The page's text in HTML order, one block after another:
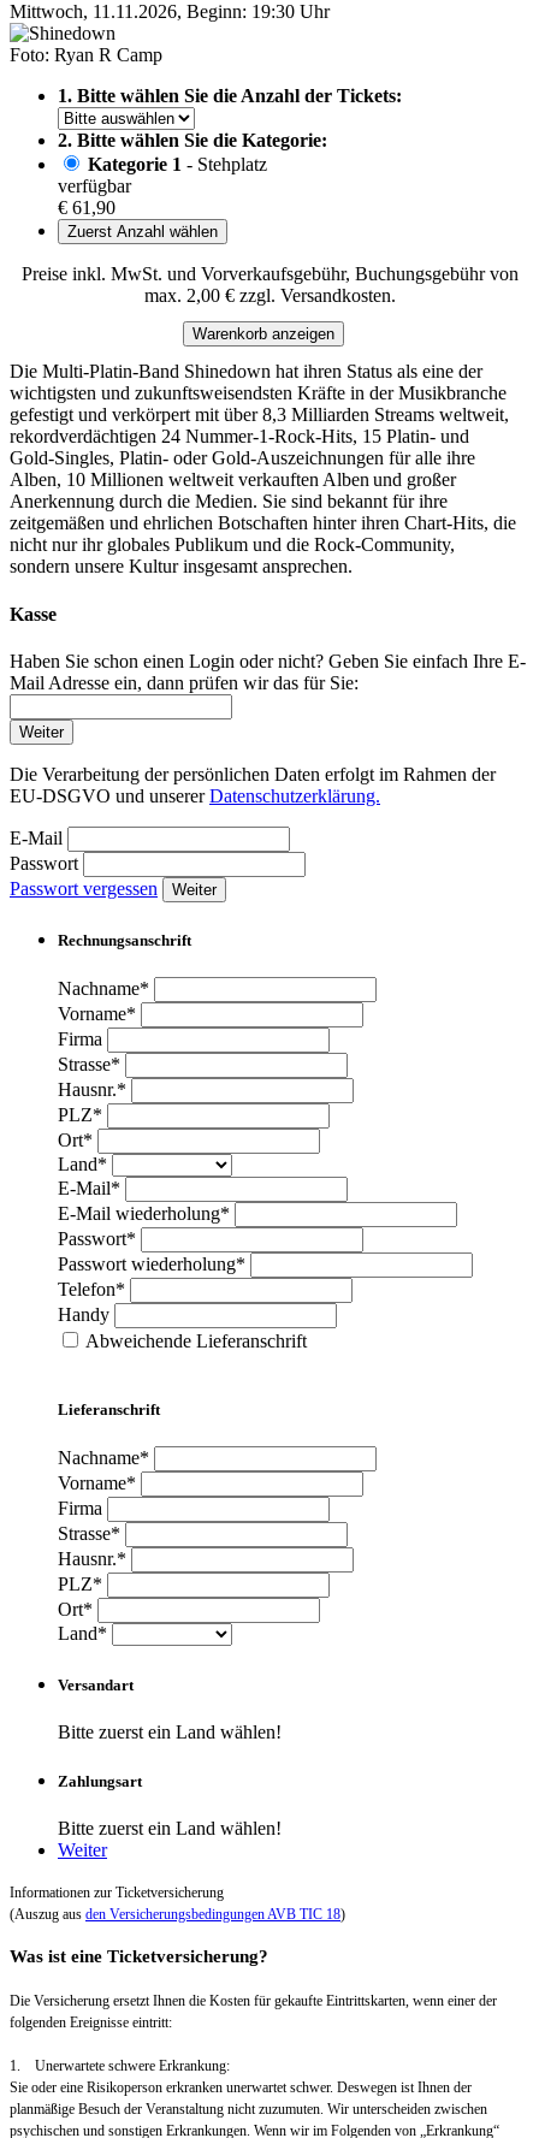
Mittwoch, 11.11.2026, Beginn: 19:30 Uhr
Foto: Ryan R Camp
1. Bitte wählen Sie die Anzahl der Tickets:
2. Bitte wählen Sie die Kategorie:
Kategorie 1 - Stehplatz
verfügbar
€ 61,90
Zuerst Anzahl wählen
Preise inkl. MwSt. und Vorverkaufsgebühr, Buchungsgebühr von
max. 2,00 € zzgl. Versandkosten.
Warenkorb anzeigen
Die Multi-Platin-Band Shinedown hat ihren Status als eine der
wichtigsten und zukunftsweisendsten Kräfte in der Musikbranche
gefestigt und verkörpert mit über 8,3 Milliarden Streams weltweit,
rekordverdächtigen 24 Nummer-1-Rock-Hits, 15 Platin- und
Gold-Singles, Platin- oder Gold-Auszeichnungen für alle ihre
Alben, 10 Millionen weltweit verkauften Alben und großer
Anerkennung durch die Medien. Sie sind bekannt für ihre
zeitgemäßen und ehrlichen Botschaften hinter ihren Chart-Hits, die
nicht nur ihr globales Publikum und die Rock-Community,
sondern unsere Kultur insgesamt ansprechen.
Kasse
Haben Sie schon einen Login oder nicht? Geben Sie einfach Ihre E-
Mail Adresse ein, dann prüfen wir das für Sie:
Weiter
Die Verarbeitung der persönlichen Daten erfolgt im Rahmen der
EU-DSGVO und unsererDatenschutzerklärung.
E-Mail
Passwort
Passwort vergessen
Weiter
Rechnungsanschrift
Nachname*
Vorname*
Firma
Strasse*
Hausnr.*
PLZ*
Ort*
Land*
E-Mail*
E-Mail wiederholung*
Passwort*
Passwort wiederholung*
Telefon*
Handy
Abweichende Lieferanschrift
Lieferanschrift
Nachname*
Vorname*
Firma
Strasse*
Hausnr.*
PLZ*
Ort*
Land*
Versandart
Bitte zuerst ein Land wählen!
Zahlungsart
Bitte zuerst ein Land wählen!
Weiter
Informationen zur Ticketversicherung
(Auszug aus den Versicherungsbedingungen AVB TIC 18)
Was ist eine Ticketversicherung?
Die Versicherung ersetzt Ihnen die Kosten für gekaufte Eintrittskarten, wenn einer der
folgenden Ereignisse eintritt:
1. Unerwartete schwere Erkrankung:
Sie oder eine Risikoperson erkranken unerwartet schwer. Deswegen ist Ihnen der
planmäßige Besuch der Veranstaltung nicht zuzumuten. Wir unterscheiden zwischen
psychischen und sonstigen Erkrankungen. Wenn wir im Folgenden von „Erkrankung“